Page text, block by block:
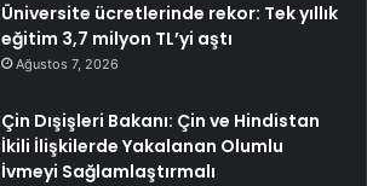
Üniversite ücretlerinde rekor: Tek yıllık
eğitim 3,7 milyon TL’yi aştı
Ağustos 7, 2026
Çin Dışişleri Bakanı: Çin ve Hindistan
İkili İlişkilerde Yakalanan Olumlu
İvmeyi Sağlamlaştırmalı